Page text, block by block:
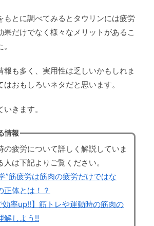
もとに調べてみるとタウリンには疲労
果だけでなく様々なメリットがあるこ
報も多く、実用性は乏しいかもしれま
おもしろいネタだと思います。
きます。
情報
の疲労について詳しく解説していま
は下記よりご覧ください。
”筋疲労は筋肉の疲労だけではな
正体とは！？
効率up!!】筋トレや運動時の筋肉の
解しよう‼